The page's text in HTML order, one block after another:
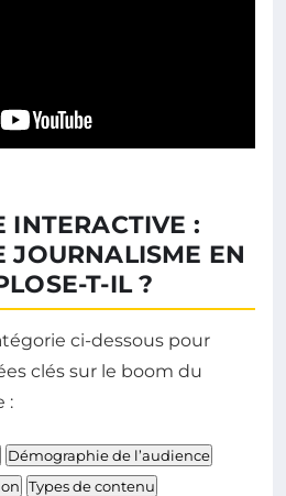
INTERACTIVE :
JOURNALISME EN
T-IL ?
ci-dessous pour
clés sur le boom du
:
Démographie de l’audience
Types de contenu